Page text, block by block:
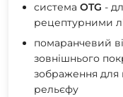
система OTG -
рецептурними
помаранчевий
зовнішнього
зображення для
рельєфу